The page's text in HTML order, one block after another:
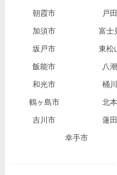
朝霞市 戸
加須市 富士
坂戸市 東松
飯能市 八
和光市 桶
鶴ヶ島市 北
吉川市 蓮
幸手市